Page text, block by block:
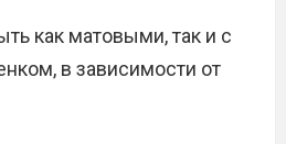
как матовыми, так и с
в зависимости от